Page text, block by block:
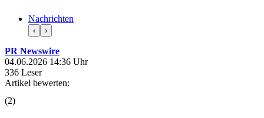
Nachrichten
‹ ›
PR Newswire
04.06.2026 14:36 Uhr
336 Leser
Artikel bewerten:
(2)